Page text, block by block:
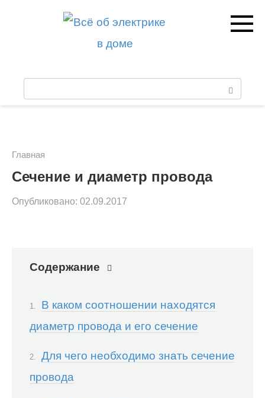
к
Главная
Сечение и диаметр провода
Опубликовано: 02.09.2017
Содержание
В каком соотношении находятся
диаметр провода и его сечение
Для чего необходимо знать сечение
провода